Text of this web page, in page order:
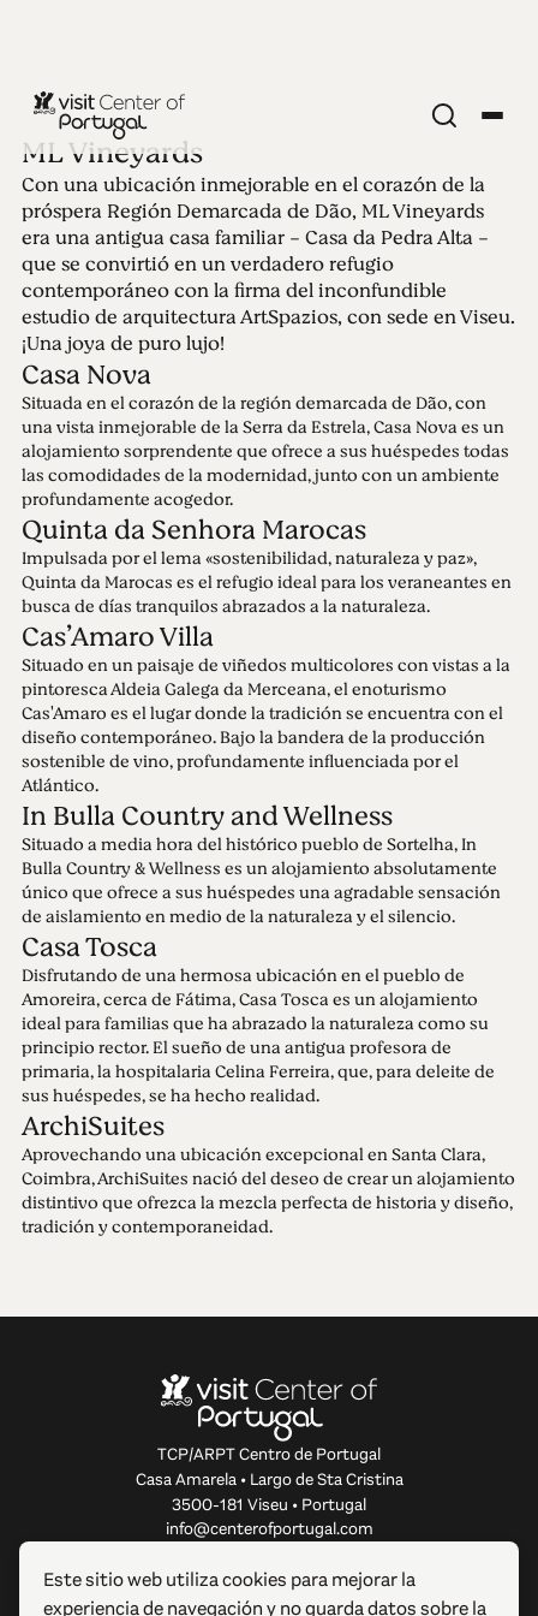
Edición 93 -
Pequeños
alojamientos
únicos
16.09.2024 • 30.09.2024
El Centro de Portugal nos acerca a lo que realmente
importa. La esencia de la vida. En plena naturaleza.
Alojamientos realmente únicos en el corazón de
entornos naturales, dominados por la quietud y el
silencio. Pequeño, hecho a mano, humano. Este es
el lema para 2025.
ML Vineyards
Con una ubicación inmejorable en el corazón de la
próspera Región Demarcada de Dão, ML Vineyards
era una antigua casa familiar - Casa da Pedra Alta -
que se convirtió en un verdadero refugio
contemporáneo con la firma del inconfundible
estudio de arquitectura ArtSpazios, con sede en Viseu.
¡Una joya de puro lujo!
Casa Nova
Situada en el corazón de la región demarcada de Dão, con
una vista inmejorable de la Serra da Estrela, Casa Nova es un
alojamiento sorprendente que ofrece a sus huéspedes todas
las comodidades de la modernidad, junto con un ambiente
profundamente acogedor.
Quinta da Senhora Marocas
Impulsada por el lema «sostenibilidad, naturaleza y paz»,
Quinta da Marocas es el refugio ideal para los veraneantes en
busca de días tranquilos abrazados a la naturaleza.
Cas’Amaro Villa
Situado en un paisaje de viñedos multicolores con vistas a la
pintoresca Aldeia Galega da Merceana, el enoturismo
Cas'Amaro es el lugar donde la tradición se encuentra con el
diseño contemporáneo. Bajo la bandera de la producción
sostenible de vino, profundamente influenciada por el
Atlántico.
In Bulla Country and Wellness
Situado a media hora del histórico pueblo de Sortelha, In
Bulla Country & Wellness es un alojamiento absolutamente
único que ofrece a sus huéspedes una agradable sensación
de aislamiento en medio de la naturaleza y el silencio.
Casa Tosca
Disfrutando de una hermosa ubicación en el pueblo de
Amoreira, cerca de Fátima, Casa Tosca es un alojamiento
ideal para familias que ha abrazado la naturaleza como su
principio rector. El sueño de una antigua profesora de
primaria, la hospitalaria Celina Ferreira, que, para deleite de
sus huéspedes, se ha hecho realidad.
ArchiSuites
Aprovechando una ubicación excepcional en Santa Clara,
Coimbra, ArchiSuites nació del deseo de crear un alojamiento
distintivo que ofrezca la mezcla perfecta de historia y diseño,
tradición y contemporaneidad.
TCP/ARPT Centro de Portugal
Casa Amarela • Largo de Sta Cristina
3500-181 Viseu • Portugal
info@centerofportugal.com
SOBRE ESTE SITIO WEB
Este sitio web utiliza cookies para mejorar la
experiencia de navegación y no guarda datos sobre la